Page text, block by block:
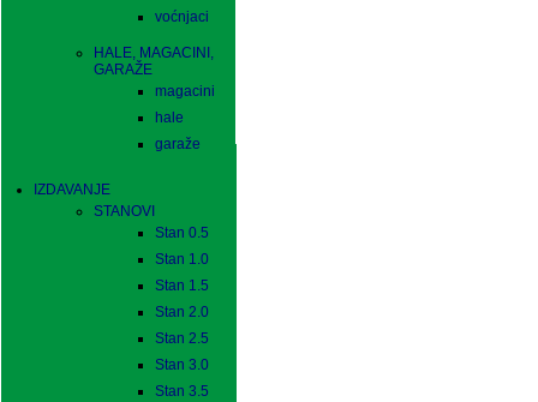
voćnjaci
HALE, MAGACINI,
GARAŽE
magacini
hale
garaže
IZDAVANJE
STANOVI
Stan 0.5
Stan 1.0
Stan 1.5
Stan 2.0
Stan 2.5
Stan 3.0
Stan 3.5